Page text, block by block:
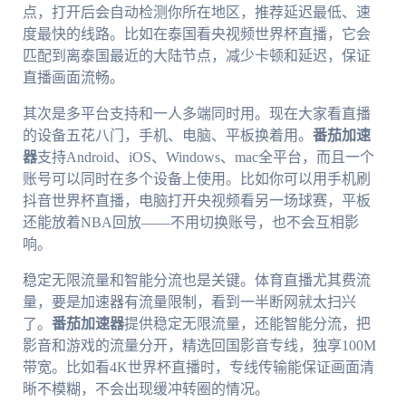
点，打开后会自动检测你所在地区，推荐延迟最低、速
度最快的线路。比如在泰国看央视频世界杯直播，它会
匹配到离泰国最近的大陆节点，减少卡顿和延迟，保证
直播画面流畅。
其次是多平台支持和一人多端同时用。现在大家看直播
的设备五花八门，手机、电脑、平板换着用。 番茄加速
器支持Android、iOS、Windows、mac全平台，而且一个
账号可以同时在多个设备上使用。比如你可以用手机刷
抖音世界杯直播，电脑打开央视频看另一场球赛，平板
还能放着NBA回放——不用切换账号，也不会互相影
响。
稳定无限流量和智能分流也是关键。体育直播尤其费流
量，要是加速器有流量限制，看到一半断网就太扫兴
了。 番茄加速器提供稳定无限流量，还能智能分流，把
影音和游戏的流量分开，精选回国影音专线，独享100M
带宽。比如看4K世界杯直播时，专线传输能保证画面清
晰不模糊，不会出现缓冲转圈的情况。